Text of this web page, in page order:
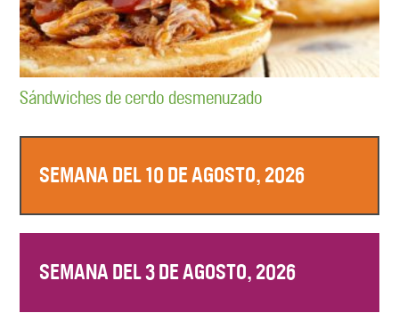
Sándwiches de cerdo desmenuzado
SEMANA DEL 10 DE AGOSTO, 2026
SEMANA DEL 3 DE AGOSTO, 2026